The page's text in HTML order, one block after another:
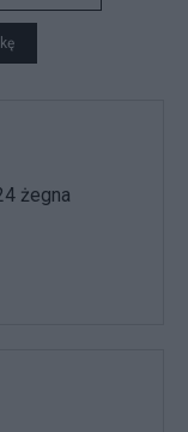
żegna